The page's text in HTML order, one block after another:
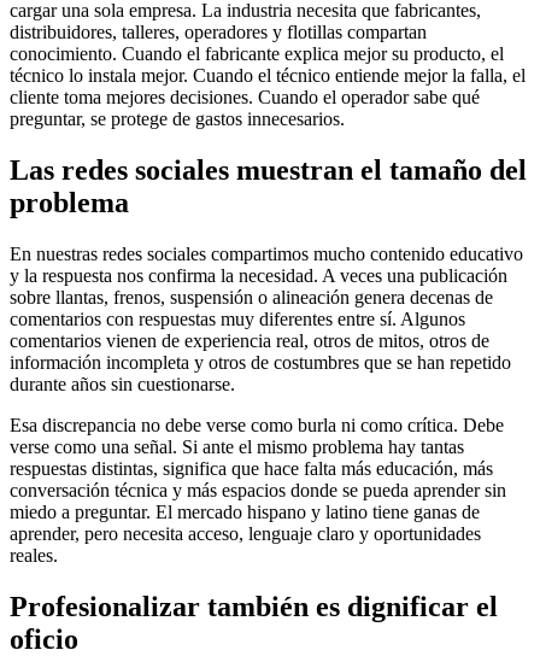
cargar una sola empresa. La industria necesita que fabricantes,
distribuidores, talleres, operadores y flotillas compartan
conocimiento. Cuando el fabricante explica mejor su producto, el
técnico lo instala mejor. Cuando el técnico entiende mejor la falla, el
cliente toma mejores decisiones. Cuando el operador sabe qué
preguntar, se protege de gastos innecesarios.
Las redes sociales muestran el tamaño del
problema
En nuestras redes sociales compartimos mucho contenido educativo
y la respuesta nos confirma la necesidad. A veces una publicación
sobre llantas, frenos, suspensión o alineación genera decenas de
comentarios con respuestas muy diferentes entre sí. Algunos
comentarios vienen de experiencia real, otros de mitos, otros de
información incompleta y otros de costumbres que se han repetido
durante años sin cuestionarse.
Esa discrepancia no debe verse como burla ni como crítica. Debe
verse como una señal. Si ante el mismo problema hay tantas
respuestas distintas, significa que hace falta más educación, más
conversación técnica y más espacios donde se pueda aprender sin
miedo a preguntar. El mercado hispano y latino tiene ganas de
aprender, pero necesita acceso, lenguaje claro y oportunidades
reales.
Profesionalizar también es dignificar el
oficio